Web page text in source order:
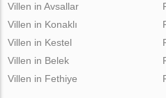
Villen in Avsallar
Villen in Konaklı
Villen in Kestel
Villen in Belek
Villen in Fethiye